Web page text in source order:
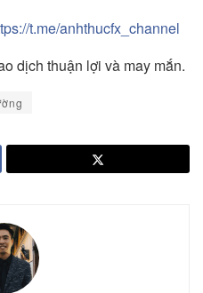
t.me/anhthucfx_channel
dịch thuận lợi và may mắn.